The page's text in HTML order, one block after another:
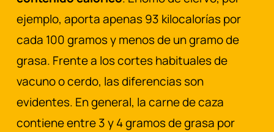
ejemplo, aporta apenas 93 kilocalorías por
cada 100 gramos y menos de un gramo de
grasa. Frente a los cortes habituales de
vacuno o cerdo, las diferencias son
evidentes. En general, la carne de caza
contiene entre 3 y 4 gramos de grasa por